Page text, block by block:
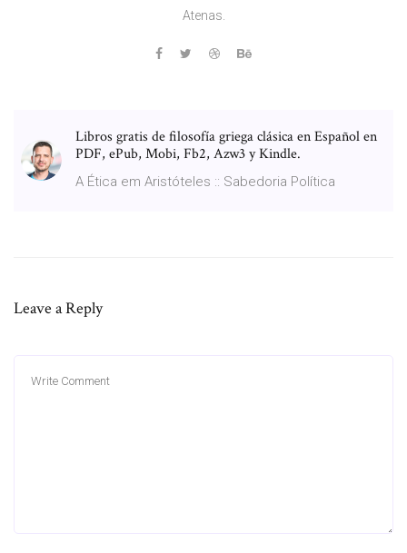
Atenas.
Libros gratis de filosofía griega clásica en Español en
PDF, ePub, Mobi, Fb2, Azw3 y Kindle.
A Ética em Aristóteles :: Sabedoria Política
Leave a Reply